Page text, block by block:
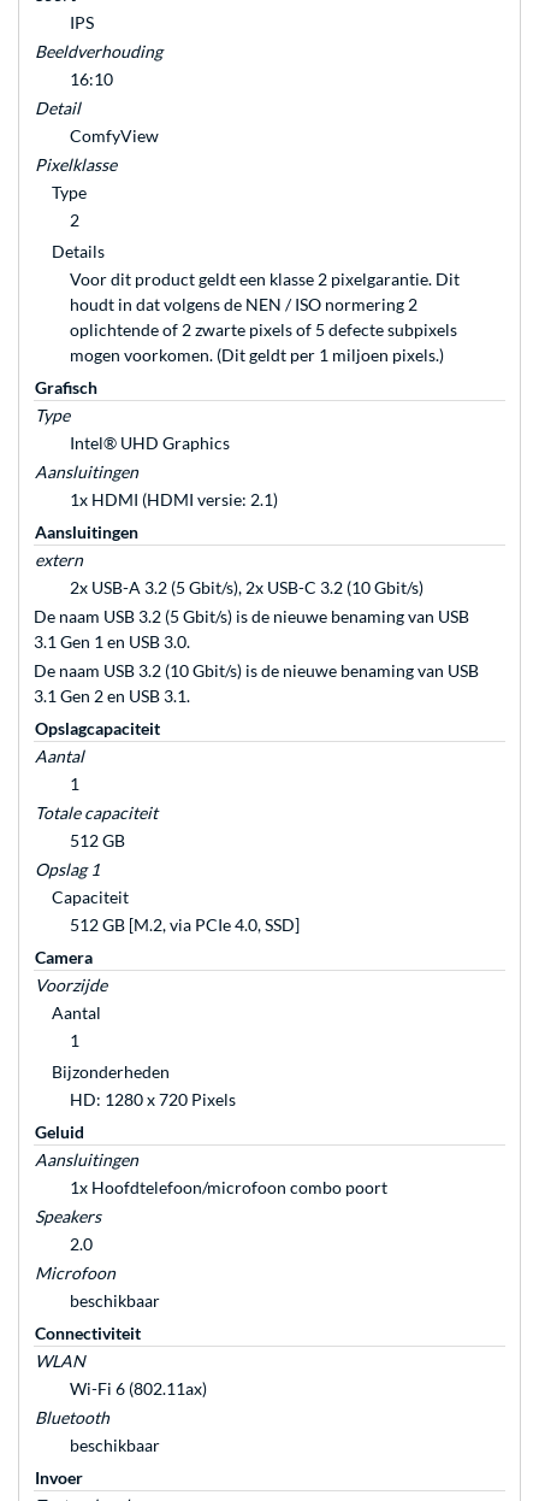
IPS
Beeldverhouding
16:10
Detail
ComfyView
Pixelklasse
Type
2
Details
Voor dit product geldt een klasse 2 pixelgarantie. Dit
houdt in dat volgens de NEN / ISO normering 2
oplichtende of 2 zwarte pixels of 5 defecte subpixels
mogen voorkomen. (Dit geldt per 1 miljoen pixels.)
Grafisch
Type
Intel® UHD Graphics
Aansluitingen
1x HDMI (HDMI versie: 2.1)
Aansluitingen
extern
2x USB-A 3.2 (5 Gbit/s), 2x USB-C 3.2 (10 Gbit/s)
De naam USB 3.2 (5 Gbit/s) is de nieuwe benaming van USB
3.1 Gen 1 en USB 3.0.
De naam USB 3.2 (10 Gbit/s) is de nieuwe benaming van USB
3.1 Gen 2 en USB 3.1.
Opslagcapaciteit
Aantal
1
Totale capaciteit
512 GB
Opslag 1
Capaciteit
512 GB [M.2, via PCIe 4.0, SSD]
Camera
Voorzijde
Aantal
1
Bijzonderheden
HD: 1280 x 720 Pixels
Geluid
Aansluitingen
1x Hoofdtelefoon/microfoon combo poort
Speakers
2.0
Microfoon
beschikbaar
Connectiviteit
WLAN
Wi-Fi 6 (802.11ax)
Bluetooth
beschikbaar
Invoer